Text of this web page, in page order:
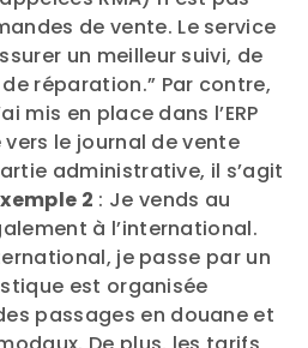
de vente. Le service
un meilleur suivi, de
réparation.” Par contre,
mis en place dans l’ERP
le journal de vente
administrative, il s’agit
2 : Je vends au
à l’international.
je passe par un
est organisée
passages en douane et